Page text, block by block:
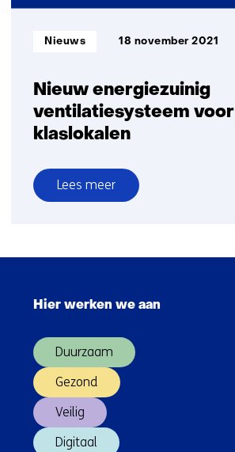
Nieuw energiezuinig
ventilatiesysteem voor
klaslokalen
Informatietype:
Nieuws 18 november 2021
Lees meer
over
ventilatiesysteem
klaslokalen
Hier werken we aan
Duurzaam
Gezond
Veilig
Digitaal